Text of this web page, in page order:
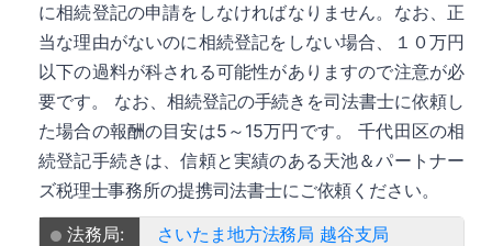
に相続登記の申請をしなければなりません。なお、正
当な理由がないのに相続登記をしない場合、１０万円
以下の過料が科される可能性がありますので注意が必
要です。 なお、相続登記の手続きを司法書士に依頼し
た場合の報酬の目安は5～15万円です。 千代田区の相
続登記手続きは、信頼と実績のある天池＆パートナー
ズ税理士事務所の提携司法書士にご依頼ください。
法務局:
さいたま地方法務局 越谷支局